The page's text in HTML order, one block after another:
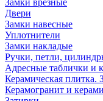
Замки врезные
Двери
Замки навесные
Уплотнители
Замки накладые
Ручки, петли,
Адресные таблички и
Керамическая плитка.
Керамогранит и